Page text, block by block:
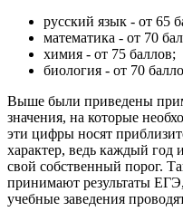
русский язык - от 65
математика - от 70
химия - от 75 баллов;
биология - от 70
Выше были приведены
значения, на которые
эти цифры носят
характер, ведь каждый
свой собственный порог.
принимают результаты
учебные заведения